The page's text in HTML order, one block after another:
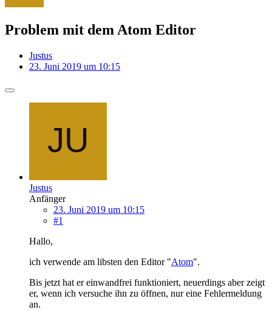
Problem mit dem Atom Editor
Justus
23. Juni 2019 um 10:15
Justus
Anfänger
23. Juni 2019 um 10:15
#1
Hallo,
ich verwende am libsten den Editor "Atom".
Bis jetzt hat er einwandfrei funktioniert, neuerdings aber zeigt
er, wenn ich versuche ihn zu öffnen, nur eine Fehlermeldung
an.